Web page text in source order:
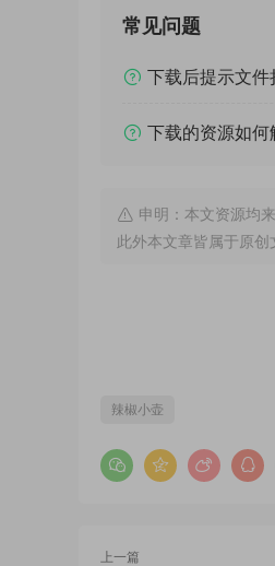
常见问题
下载后提示文件
下载的资源如何
申明：本文资源均
此外本文章皆属于原创
辣椒小壶
上一篇